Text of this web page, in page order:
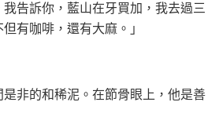
我告訴你，藍山在牙買加，我去過三
有咖啡，還有大麻。」
非的和稀泥。在節骨眼上，他是善